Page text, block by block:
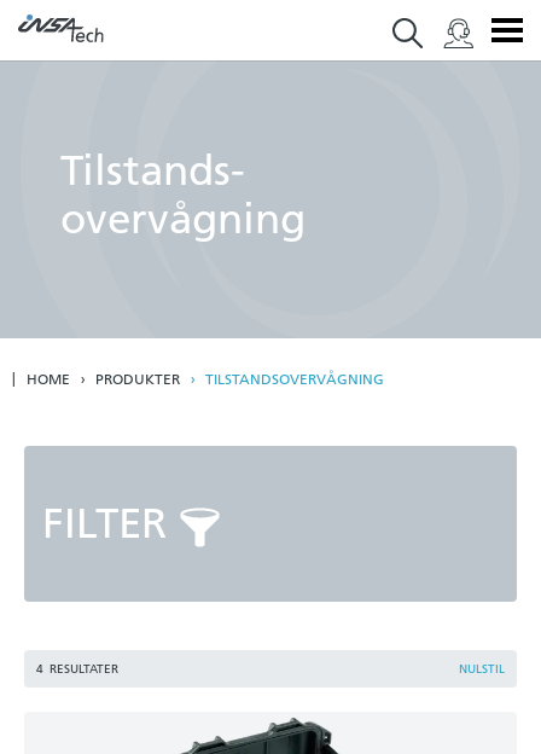
Tilstands­
overvågning
HOME PRODUKTER TILSTANDSOVERVÅGNING
FILTER
4 RESULTATER NULSTIL